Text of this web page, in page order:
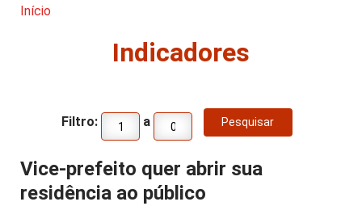
Início
Indicadores
Filtro: a
Vice-prefeito quer abrir sua
residência ao público